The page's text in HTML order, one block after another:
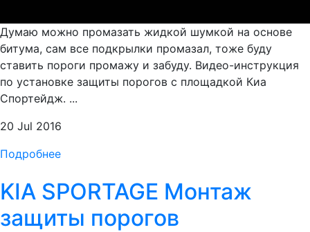
Думаю можно промазать жидкой шумкой на основе
битума, сам все подкрылки промазал, тоже буду
ставить пороги промажу и забуду. Видео-инструкция
по установке защиты порогов с площадкой Киа
Спортейдж. ...
20 Jul 2016
Подробнее
KIA SPORTAGE Монтаж
защиты порогов